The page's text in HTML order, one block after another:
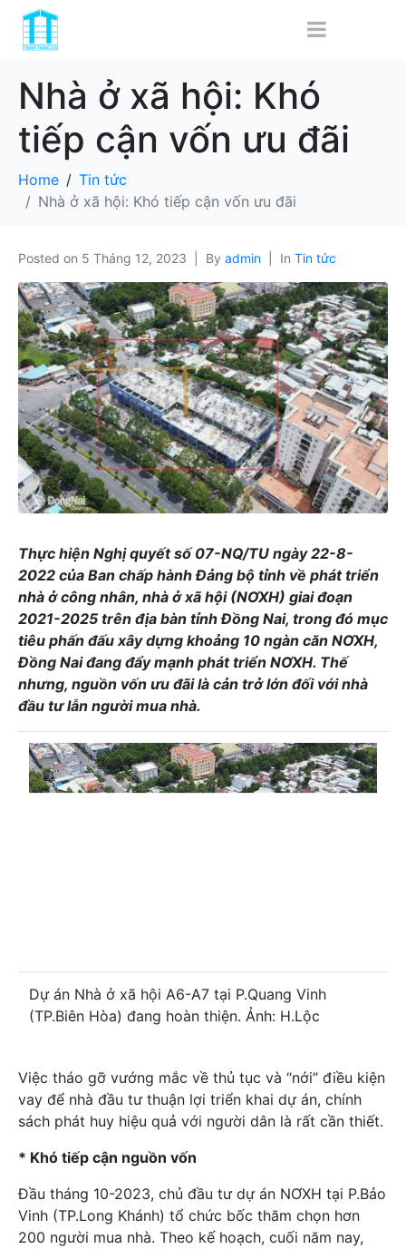
Nhà ở xã hội: Khó
tiếp cận vốn ưu đãi
Home
Tin tức
Nhà ở xã hội: Khó tiếp cận vốn ưu đãi
Posted on 5 Tháng 12, 2023 By admin In Tin tức
Thực hiện Nghị quyết số 07-NQ/TU ngày 22-8-
2022 của Ban chấp hành Đảng bộ tỉnh về phát triển
nhà ở công nhân, nhà ở xã hội (NƠXH) giai đoạn
2021-2025 trên địa bàn tỉnh Đồng Nai, trong đó mục
tiêu phấn đấu xây dựng khoảng 10 ngàn căn NƠXH,
Đồng Nai đang đẩy mạnh phát triển NƠXH. Thế
nhưng, nguồn vốn ưu đãi là cản trở lớn đối với nhà
đầu tư lẫn người mua nhà.
Dự án Nhà ở xã hội A6-A7 tại P.Quang Vinh
(TP.Biên Hòa) đang hoàn thiện. Ảnh: H.Lộc
Việc tháo gỡ vướng mắc về thủ tục và “nới” điều kiện
vay để nhà đầu tư thuận lợi triển khai dự án, chính
sách phát huy hiệu quả với người dân là rất cần thiết.
* Khó tiếp cận nguồn vốn
Đầu tháng 10-2023, chủ đầu tư dự án NƠXH tại P.Bảo
Vinh (TP.Long Khánh) tổ chức bốc thăm chọn hơn
200 người mua nhà. Theo kế hoạch, cuối năm nay,